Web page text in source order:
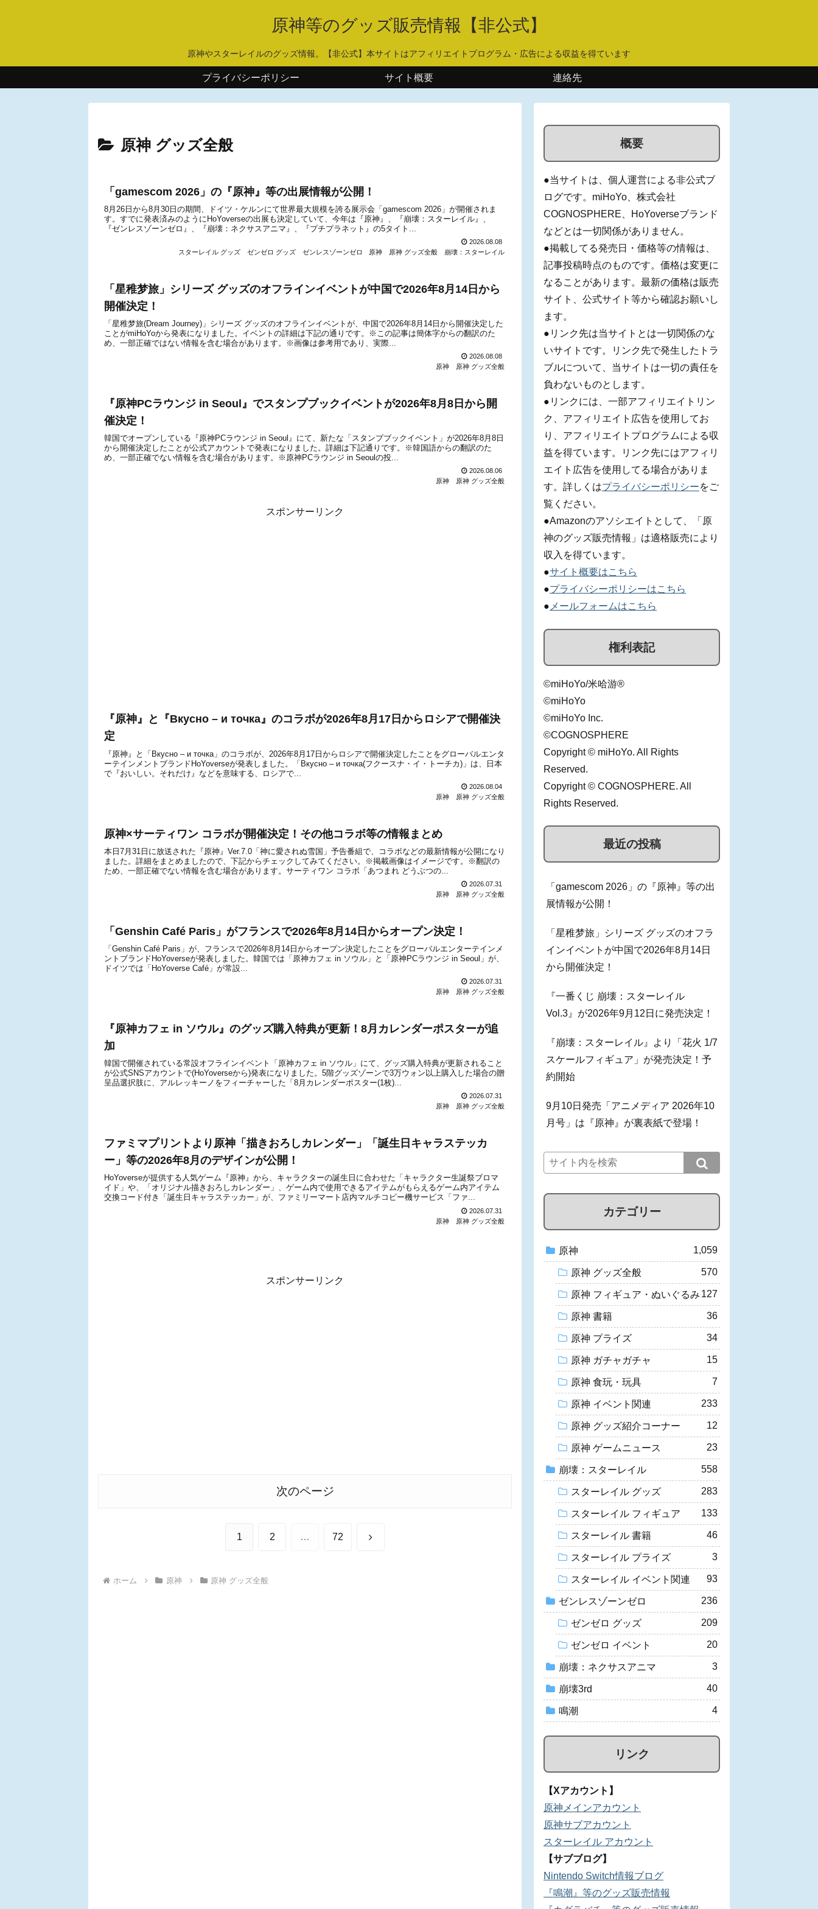
原神等のグッズ販売情報【非公式】
原神やスターレイルのグッズ情報。【非公式】本サイトはアフィリエイトプログラム・広告による収益を得ています
プライバシーポリシー サイト概要 連絡先
原神 グッズ全般
「gamescom 2026」の『原神』等の出展情報が公開！
8月26日から8月30日の期間、ドイツ・ケルンにて世界最大規模を誇る展示会「gamescom 2026」が開催されま
す。すでに発表済みのようにHoYoverseの出展も決定していて、今年は『原神』、『崩壊：スターレイル』、
『ゼンレスゾーンゼロ』、『崩壊：ネクサスアニマ』、『プチプラネット』の5タイト...
2026.08.08
スターレイル グッズ
ゼンゼロ グッズ ゼンレスゾーンゼロ 原神 原神 グッズ全般 崩壊：スターレイル
「星稚梦旅」シリーズ グッズのオフラインイベントが中国で2026年8月14日から
開催決定！
「星稚梦旅(Dream Journey)」シリーズ グッズのオフラインイベントが、中国で2026年8月14日から開催決定した
ことがmiHoYoから発表になりました。イベントの詳細は下記の通りです。※この記事は簡体字からの翻訳のた
め、一部正確ではない情報を含む場合があります。※画像は参考用であり、実際...
2026.08.08
原神
原神 グッズ全般
『原神PCラウンジ in Seoul』でスタンプブックイベントが2026年8月8日から開
催決定！
韓国でオープンしている『原神PCラウンジ in Seoul』にて、新たな「スタンプブックイベント」が2026年8月8日
から開催決定したことが公式アカウントで発表になりました。詳細は下記通りです。※韓国語からの翻訳のた
め、一部正確でない情報を含む場合があります。※原神PCラウンジ in Seoulの投...
2026.08.06
原神
原神 グッズ全般
スポンサーリンク
『原神』と『Вкусно – и точка』のコラボが2026年8月17日からロシアで開催決
定
『原神』と「Вкусно – и точка」のコラボが、2026年8月17日からロシアで開催決定したことをグローバルエンタ
ーテインメントブランドHoYoverseが発表しました。「Вкусно – и точка(フクースナ・イ・トーチカ)」は、日本
で『おいしい。それだけ』などを意味する、ロシアで...
2026.08.04
原神
原神 グッズ全般
原神×サーティワン コラボが開催決定！その他コラボ等の情報まとめ
本日7月31日に放送された『原神』Ver.7.0「神に愛されぬ雪国」予告番組で、コラボなどの最新情報が公開になり
ました。詳細をまとめましたので、下記からチェックしてみてください。※掲載画像はイメージです。※翻訳の
ため、一部正確でない情報を含む場合があります。サーティワン コラボ「あつまれ どうぶつの...
2026.07.31
原神
原神 グッズ全般
「Genshin Café Paris」がフランスで2026年8月14日からオープン決定！
「Genshin Café Paris」が、フランスで2026年8月14日からオープン決定したことをグローバルエンターテインメ
ントブランドHoYoverseが発表しました。韓国では「原神カフェ in ソウル」と「原神PCラウンジ in Seoul」が、
ドイツでは「HoYoverse Café」が常設...
2026.07.31
原神
原神 グッズ全般
『原神カフェ in ソウル』のグッズ購入特典が更新！8月カレンダーポスターが追
加
韓国で開催されている常設オフラインイベント「原神カフェ in ソウル」にて、グッズ購入特典が更新されること
が公式SNSアカウントで(HoYoverseから)発表になりました。5階グッズゾーンで3万ウォン以上購入した場合の贈
呈品選択肢に、アルレッキーノをフィーチャーした「8月カレンダーポスター(1枚)...
2026.07.31
原神
原神 グッズ全般
ファミマプリントより原神「描きおろしカレンダー」「誕生日キャラステッカ
ー」等の2026年8月のデザインが公開！
HoYoverseが提供する人気ゲーム『原神』から、キャラクターの誕生日に合わせた「キャラクター生誕祭ブロマ
イド」や、「オリジナル描きおろしカレンダー」、ゲーム内で使用できるアイテムがもらえるゲーム内アイテム
交換コード付き「誕生日キャラステッカー」が、ファミリーマート店内マルチコピー機サービス「ファ...
2026.07.31
原神
原神 グッズ全般
スポンサーリンク
次のページ
1 2 … 72 次
ホーム 原神 原神 グッズ全般
概要
●当サイトは、個人運営による非公式ブ
ログです。miHoYo、株式会社
COGNOSPHERE、HoYoverseブランド
などとは一切関係がありません。
●掲載してる発売日・価格等の情報は、
記事投稿時点のものです。価格は変更に
なることがあります。最新の価格は販売
サイト、公式サイト等から確認お願いし
ます。
●リンク先は当サイトとは一切関係のな
いサイトです。リンク先で発生したトラ
ブルについて、当サイトは一切の責任を
負わないものとします。
●リンクには、一部アフィリエイトリン
ク、アフィリエイト広告を使用してお
り、アフィリエイトプログラムによる収
益を得ています。リンク先にはアフィリ
エイト広告を使用してる場合がありま
す。詳しくはプライバシーポリシーをご
覧ください。
●Amazonのアソシエイトとして、「原
神のグッズ販売情報」は適格販売により
収入を得ています。
●サイト概要はこちら
●プライバシーポリシーはこちら
● メールフォームはこちら
権利表記
©miHoYo/米哈游®
©miHoYo
©miHoYo Inc.
©COGNOSPHERE
Copyright © miHoYo. All Rights
Reserved.
Copyright © COGNOSPHERE. All
Rights Reserved.
最近の投稿
「gamescom 2026」の『原神』等の出
展情報が公開！
「星稚梦旅」シリーズ グッズのオフラ
インイベントが中国で2026年8月14日
から開催決定！
『一番くじ 崩壊：スターレイル
Vol.3』が2026年9月12日に発売決定！
『崩壊：スターレイル』より「花火 1/7
スケールフィギュア」が発売決定！予
約開始
9月10日発売「アニメディア 2026年10
月号」は『原神』が裏表紙で登場！
カテゴリー
原神 1,059
原神 グッズ全般 570
原神 フィギュア・ぬいぐるみ 127
原神 書籍 36
原神 プライズ 34
原神 ガチャガチャ 15
原神 食玩・玩具 7
原神 イベント関連 233
原神 グッズ紹介コーナー 12
原神 ゲームニュース 23
崩壊：スターレイル 558
スターレイル グッズ 283
スターレイル フィギュア 133
スターレイル 書籍 46
スターレイル プライズ 3
スターレイル イベント関連 93
ゼンレスゾーンゼロ 236
ゼンゼロ グッズ 209
ゼンゼロ イベント 20
崩壊：ネクサスアニマ 3
崩壊3rd 40
鳴潮 4
リンク
【Xアカウント】
原神メインアカウント
原神サブアカウント
スターレイル アカウント
【サブブログ】
Nintendo Switch情報ブログ
『鳴潮』等のグッズ販売情報